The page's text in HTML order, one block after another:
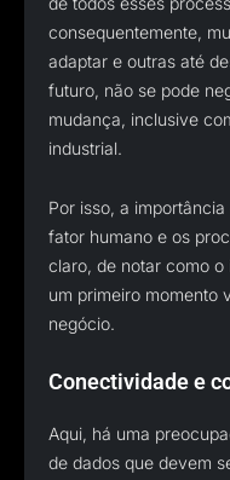
consequentemente,
adaptar e outras até
futuro, não se pode
mudança, inclusive
industrial.
Por isso, a
fator humano e os
claro, de notar como o
um primeiro momento
negócio.
Conectividade e
Aqui, há uma
de dados que devem